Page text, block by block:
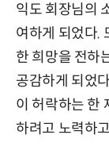
익도 회장님의
여하게 되었다.
한 희망을 전하
공감하게 되었
이 허락하는 한
하려고 노력하